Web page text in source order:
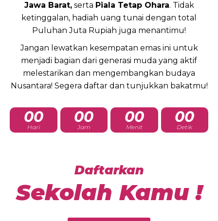
Jawa Barat,serta Piala Tetap Ohara. Tidak
ketinggalan, hadiah uang tunai dengan total
Puluhan Juta Rupiah juga menantimu!
Jangan lewatkan kesempatan emas ini untuk
menjadi bagian dari generasi muda yang aktif
melestarikan dan mengembangkan budaya
Nusantara! Segera daftar dan tunjukkan bakatmu!
00
Hari
00
Jam
00
Menit
00
Detik
Daftarkan
Sekolah Kamu !